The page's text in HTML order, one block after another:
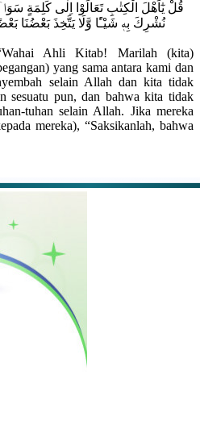
قُلْ يٰٓاَهْلَ الْكِتٰبِ تَعَالَوْا اِلٰى كَلِمَةٍ سَوَاۤءٍۢ
نُشْرِكَ بِهٖ شَيْـًٔا وَّلَا يَتَّخِذَ بَعْضُنَا
Ahli Kitab! Marilah (kita)
yang sama antara kami dan
selain Allah dan kita tidak
sesuatu pun, dan bahwa kita tidak
tuhan selain Allah. Jika mereka
mereka), “Saksikanlah, bahwa